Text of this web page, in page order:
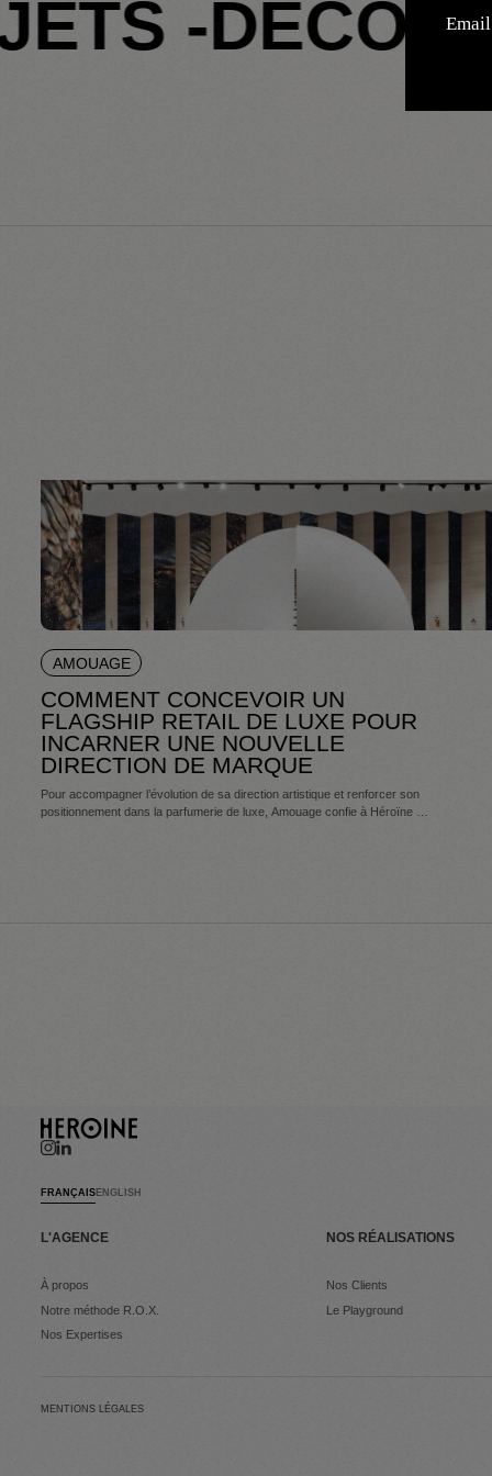
-
AMOUAGE
COMMENT CONCEVOIR UN
FLAGSHIP RETAIL DE LUXE POUR
INCARNER UNE NOUVELLE
DIRECTION DE MARQUE
Pour accompagner l’évolution de sa direction artistique et renforcer son
positionnement dans la parfumerie de luxe, Amouage confie à Héroïne la
FRANÇAIS ENGLISH
L'AGENCE
À propos
Notre méthode R.O.X.
Nos Expertises
NOS RÉALISATIONS
Nos Clients
Le Playground
MENTIONS LÉGALES